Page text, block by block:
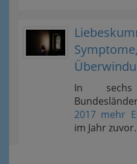
In sechs
2017 mehr
im Jahr zuvor.